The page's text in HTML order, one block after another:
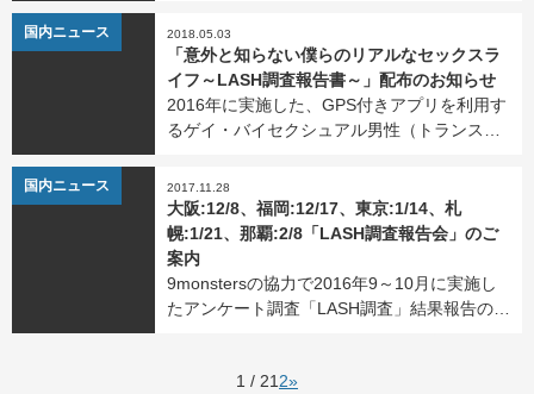
に、冊子「意外と知らない僕らのリアルなセ
ックスライフ～LASH調査報告書～」を制作し
ました。P […]
NEWS
国内ニュース 2018.05.03
「意外と知らない僕らのリアルなセックスラ
イフ～LASH調査報告書～」配布のお知らせ
2016年に実施した、GPS付きアプリを利用す
るゲイ・バイセクシュアル男性（トランス男
もとに、冊子「意外と知らない僕らのリアル
なセックスライフ～LASH調査報告書～」を制
作しま […]
NEWS
国内ニュース 2017.11.28
大阪:12/8、福岡:12/17、東京:1/14、札
幌:1/21、那覇:2/8「LASH調査報告会」のご
案内
9monstersの協力で2016年9～10月に実施し
たアンケート調査「LASH調査」結果報告の第
の健康について、突っ込んだ質問にもかか
1 / 21 2»